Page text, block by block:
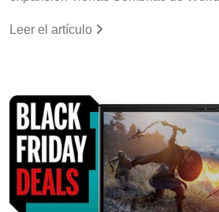
Leer el artículo